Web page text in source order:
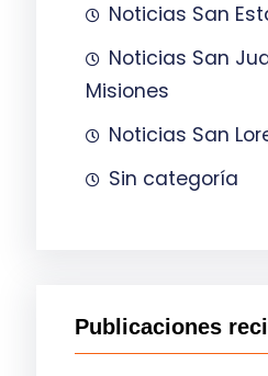
Noticias San
Noticias San
Misiones
Noticias San
Sin categoría
Publicaciones